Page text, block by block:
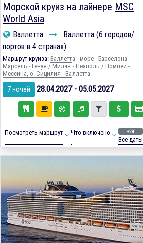
Морской круиз на лайнере MSC
World Asia
Валлетта
Валлетта (6 городов/
портов в 4 странах)
Маршрут круиза: Валлетта - море - Барселона -
Марсель - Генуя / Милан - Неаполь / Помпеи -
Мессина, о. Сицилия - Валлетта
7 ночей 28.04.2027 - 05.05.2027
Посмотреть маршрут Что включено +28
Все даты